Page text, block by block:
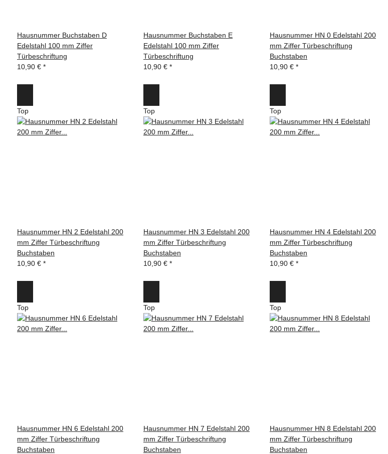
Hausnummer Buchstaben D
Edelstahl 100 mm Ziffer
Türbeschriftung
10,90 € *
Hausnummer Buchstaben E
Edelstahl 100 mm Ziffer
Türbeschriftung
10,90 € *
Hausnummer HN 0 Edelstahl 200
mm Ziffer Türbeschriftung
Buchstaben
10,90 € *
Top
Hausnummer HN 2 Edelstahl 200
mm Ziffer Türbeschriftung
Buchstaben
10,90 € *
Top
Hausnummer HN 3 Edelstahl 200
mm Ziffer Türbeschriftung
Buchstaben
10,90 € *
Top
Hausnummer HN 4 Edelstahl 200
mm Ziffer Türbeschriftung
Buchstaben
10,90 € *
Top
Hausnummer HN 6 Edelstahl 200
mm Ziffer Türbeschriftung
Buchstaben
Top
Hausnummer HN 7 Edelstahl 200
mm Ziffer Türbeschriftung
Buchstaben
Top
Hausnummer HN 8 Edelstahl 200
mm Ziffer Türbeschriftung
Buchstaben